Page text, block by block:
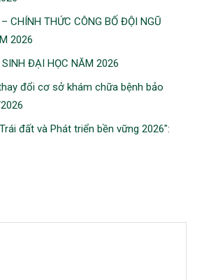
CHÍNH THỨC CÔNG BỐ ĐỘI NGŨ
2026
ĐẠI HỌC NĂM 2026
đổi cơ sở khám chữa bệnh bảo
đất và Phát triển bền vững 2026″: